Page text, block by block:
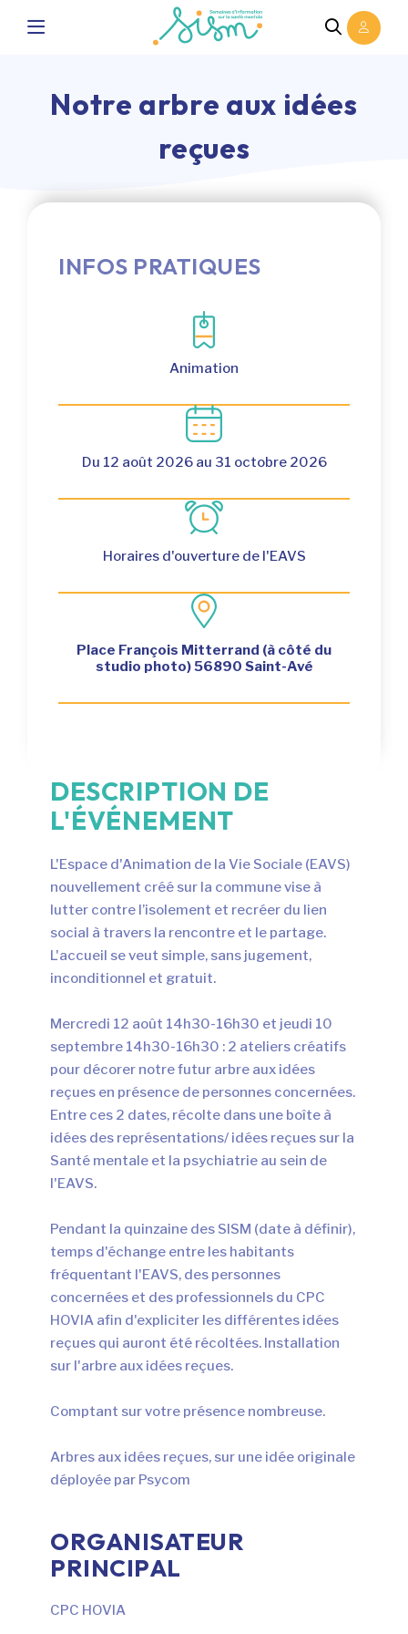
L’ÉCOCONCEPTION,
AUSSI !
cadre d’une démarche forte d’écoconception.
Notre arbre aux idées
reçues
INFOS PRATIQUES
Animation
Du 12 août 2026 au 31 octobre 2026
Horaires d'ouverture de l'EAVS
Place François Mitterrand (à côté du
studio photo) 56890 Saint-Avé
DESCRIPTION DE
L'ÉVÉNEMENT
L'Espace d'Animation de la Vie Sociale (EAVS)
nouvellement créé sur la commune vise à
lutter contre l’isolement et recréer du lien
social à travers la rencontre et le partage.
L'accueil se veut simple, sans jugement,
inconditionnel et gratuit.
Mercredi 12 août 14h30-16h30 et jeudi 10
septembre 14h30-16h30 : 2 ateliers créatifs
pour décorer notre futur arbre aux idées
reçues en présence de personnes concernées.
Entre ces 2 dates, récolte dans une boîte à
idées des représentations/ idées reçues sur la
Santé mentale et la psychiatrie au sein de
l'EAVS.
Pendant la quinzaine des SISM (date à définir),
temps d'échange entre les habitants
fréquentant l'EAVS, des personnes
concernées et des professionnels du CPC
HOVIA afin d'expliciter les différentes idées
reçues qui auront été récoltées. Installation
sur l'arbre aux idées reçues.
Comptant sur votre présence nombreuse.
Arbres aux idées reçues, sur une idée originale
déployée par Psycom
ORGANISATEUR
PRINCIPAL
CPC HOVIA